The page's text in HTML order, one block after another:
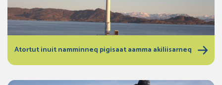
Atortut inuit namminneq pigisaat aamma akiliisarneq